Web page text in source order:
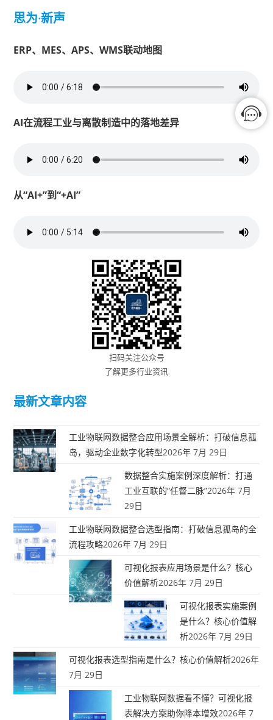
思为·新声
ERP、MES、APS、WMS联动地图
AI在流程工业与离散制造中的落地差异
从“AI+”到“+AI”
扫码关注公众号
了解更多行业资讯
最新文章内容
工业物联网数据整合应用场景全解析：打破信息孤
岛，驱动企业数字化转型2026年 7月 29日
数据整合实施案例深度解析：打通
工业互联的“任督二脉”2026年 7月
29日
工业物联网数据整合选型指南：打破信息孤岛的全
流程攻略2026年 7月 29日
可视化报表应用场景是什么？核心
价值解析2026年 7月 29日
可视化报表实施案例
是什么？核心价值解
析2026年 7月 29日
可视化报表选型指南是什么？核心价值解析2026年
7月 29日
工业物联网数据看不懂？可视化报
表解决方案助你降本增效2026年 7